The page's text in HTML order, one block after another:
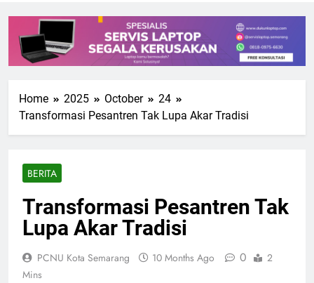
Home 2025 October
24
Transformasi Pesantren Tak Lupa Akar Tradisi
BERITA
Transformasi Pesantren Tak
Lupa Akar Tradisi
PCNU Kota Semarang 10 Months Ago 0
2
Mins